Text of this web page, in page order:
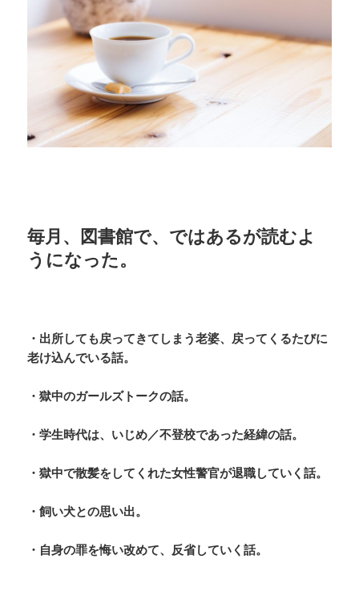
毎月、図書館で、ではあるが読むよ
うになった。
・出所しても戻ってきてしまう老婆、戻ってくるたびに
老け込んでいる話。
・獄中のガールズトークの話。
・学生時代は、いじめ／不登校であった経緯の話。
・獄中で散髪をしてくれた女性警官が退職していく話。
・飼い犬との思い出。
・自身の罪を悔い改めて、反省していく話。